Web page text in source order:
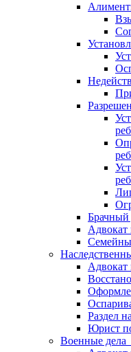
Брачный
Адвокат
Раздел
Юрист
Военные дела